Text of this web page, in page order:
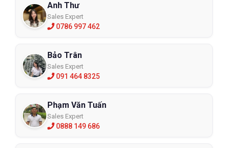
Anh Thư
Sales Expert
0786 997 462
Bảo Trân
Sales Expert
091 464 8325
Phạm Văn Tuấn
Sales Expert
0888 149 686